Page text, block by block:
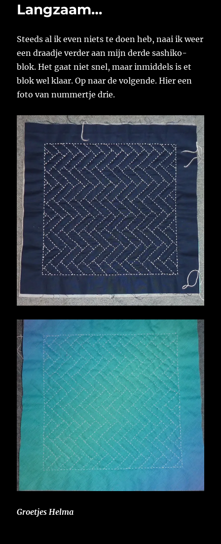
Langzaam…
Steeds al ik even niets te doen heb, naai ik weer
een draadje verder aan mijn derde sashiko-
blok. Het gaat niet snel, maar inmiddels is et
blok wel klaar. Op naar de volgende. Hier een
foto van nummertje drie.
Groetjes Helma